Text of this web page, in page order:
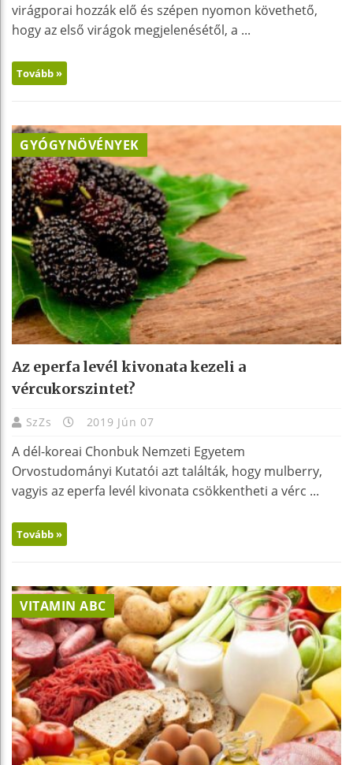
virágporai hozzák elő és szépen nyomon követhető,
hogy az első virágok megjelenésétől, a ...
Tovább »
GYÓGYNÖVÉNYEK
Az eperfa levél kivonata kezeli a
vércukorszintet?
SzZs 2019 Jún 07
A dél-koreai Chonbuk Nemzeti Egyetem
Orvostudományi Kutatói azt találták, hogy mulberry,
vagyis az eperfa levél kivonata csökkentheti a vérc ...
Tovább »
VITAMIN ABC